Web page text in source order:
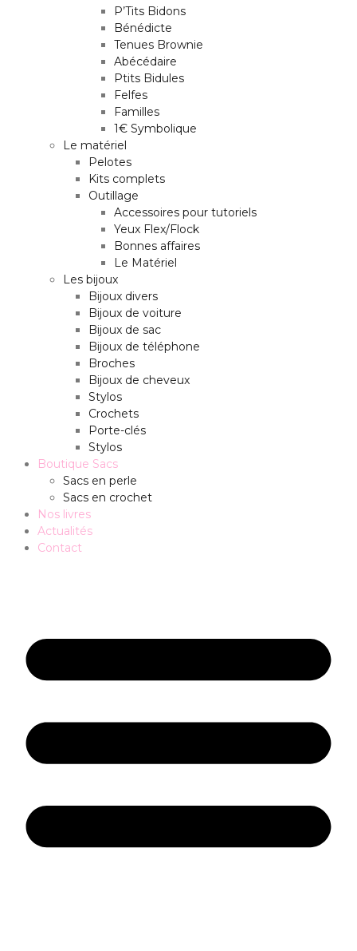
P’Tits Bidons
Bénédicte
Tenues Brownie
Abécédaire
Ptits Bidules
Felfes
Familles
1€ Symbolique
Le matériel
Pelotes
Kits complets
Outillage
Accessoires pour tutoriels
Yeux Flex/Flock
Bonnes affaires
Le Matériel
Les bijoux
Bijoux divers
Bijoux de voiture
Bijoux de sac
Bijoux de téléphone
Broches
Bijoux de cheveux
Stylos
Crochets
Porte-clés
Stylos
Boutique Sacs
Sacs en perle
Sacs en crochet
Nos livres
Actualités
Contact